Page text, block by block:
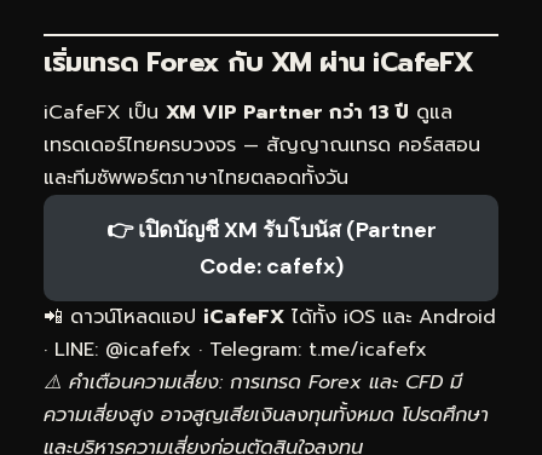
เริ่มเทรด Forex กับ XM ผ่าน iCafeFX
iCafeFX เป็น XM VIP Partner กว่า 13 ปี ดูแล
เทรดเดอร์ไทยครบวงจร — สัญญาณเทรด คอร์สสอน
และทีมซัพพอร์ตภาษาไทยตลอดทั้งวัน
👉 เปิดบัญชี XM รับโบนัส (Partner
Code: cafefx)
📲 ดาวน์โหลดแอป iCafeFX ได้ทั้ง iOS และ Android
· LINE: @icafefx · Telegram: t.me/icafefx
⚠️ คำเตือนความเสี่ยง: การเทรด Forex และ CFD มี
ความเสี่ยงสูง อาจสูญเสียเงินลงทุนทั้งหมด โปรดศึกษา
และบริหารความเสี่ยงก่อนตัดสินใจลงทุน